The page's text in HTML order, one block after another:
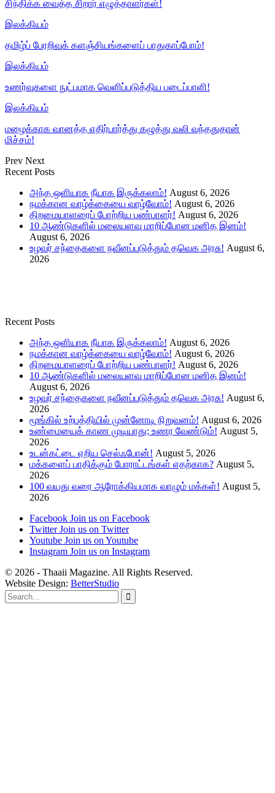
சிந்திக்க வைத்த சிறார் எழுத்தாளர்கள்!
இலக்கியம்
தமிழ்ப் பேரறிவுக் களஞ்சியங்களைப் பாதுகாப்போம்!
இலக்கியம்
உணர்வுகளை நுட்பமாக வெளிப்படுத்திய படைப்பாளி!
இலக்கியம்
மழைக்காக வானத்த எதிர்பார்த்து கழுத்து வலி வந்ததுதான்
மிச்சம்!
Prev Next
Recent Posts
அந்த ஒளியாக நீயாக இருக்கலாம்! August 6, 2026
நமக்கான வாழ்க்கையை வாழ்வோம்! August 6, 2026
திறமையாளரைப் போற்றிய பண்பாளர்! August 6, 2026
10 ஆண்டுகளில் மலையளவு மாறிப்போன மனித இனம்!
August 6, 2026
உழவர் சந்தைகளை நவீனப்படுத்தும் தவெக அரசு! August 6,
2026
Recent Posts
அந்த ஒளியாக நீயாக இருக்கலாம்! August 6, 2026
நமக்கான வாழ்க்கையை வாழ்வோம்! August 6, 2026
திறமையாளரைப் போற்றிய பண்பாளர்! August 6, 2026
10 ஆண்டுகளில் மலையளவு மாறிப்போன மனித இனம்!
August 6, 2026
உழவர் சந்தைகளை நவீனப்படுத்தும் தவெக அரசு! August 6,
2026
மூங்கில் உற்பத்தியில் முன்னோடி நிறுவனம்! August 6, 2026
உண்மையைக் காண முடியாது; உணர வேண்டும்! August 5,
2026
உடன்கட்டை ஏறிய செல்ஃபோன்! August 5, 2026
மக்களைப் பாதிக்கும் போராட்டங்கள் எதற்காக? August 5,
2026
100 வயது வரை ஆரோக்கியமாக வாழும் மக்கள்! August 5,
2026
Facebook Join us on Facebook
Twitter Join us on Twitter
Youtube Join us on Youtube
Instagram Join us on Instagram
© 2026 - Thaaii Magazine. All Rights Reserved.
Website Design: BetterStudio